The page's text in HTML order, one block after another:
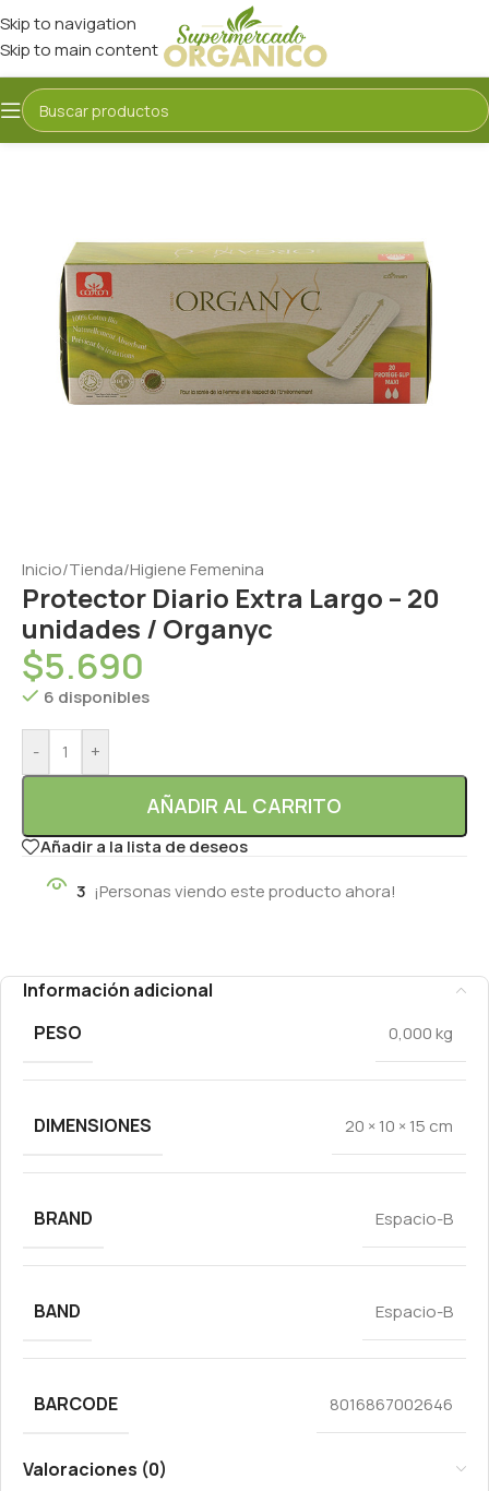
Skip to navigation
Skip to main content
Inicio/Tienda/Higiene Femenina
Protector Diario Extra Largo – 20
unidades / Organyc
$5.690
6 disponibles
- +
AÑADIR AL CARRITO
Añadir a la lista de deseos
3 ¡Personas viendo este producto ahora!
Información adicional
PESO
0,000 kg
DIMENSIONES 20 × 10 × 15 cm
BRAND Espacio-B
BAND Espacio-B
BARCODE 8016867002646
Valoraciones (0)